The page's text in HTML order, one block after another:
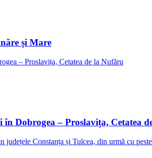
și Mare
Dobrogea – Proslavița, Cetatea